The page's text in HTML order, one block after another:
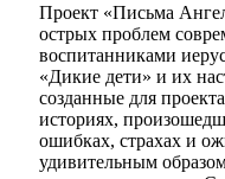
Проект «Письма
острых проблем
воспитанниками
«Дикие дети» и их
созданные для
историях,
ошибках, страхах и
удивительным